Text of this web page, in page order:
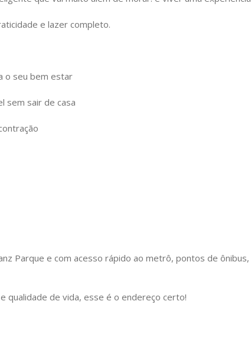
e lazer completo.
o seu bem estar
sem sair de casa
Parque e com acesso rápido ao metrô, pontos de ônibus,
qualidade de vida, esse é o endereço certo!